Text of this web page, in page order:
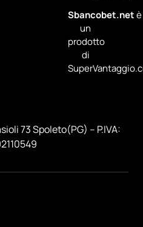
Sbancobet.netè
un
prodotto
di
73 Spoleto(PG) – P.IVA: